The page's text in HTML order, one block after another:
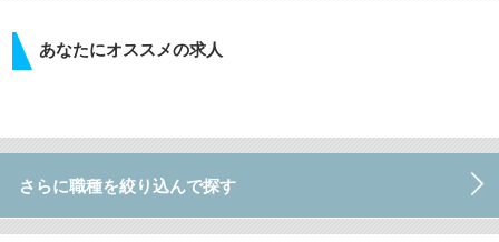
あなたにオススメの求人
さらに職種を絞り込んで探す